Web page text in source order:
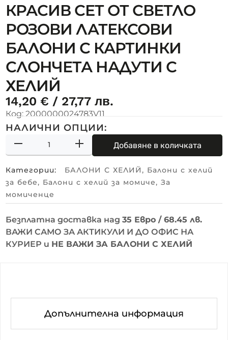
КРАСИВ СЕТ ОТ СВЕТЛО
РОЗОВИ ЛАТЕКСОВИ
БАЛОНИ С КАРТИНКИ
СЛОНЧЕТА НАДУТИ С
ХЕЛИЙ
14,20 € / 27,77 лв.
Код: 2000000024783V11
НАЛИЧНИ ОПЦИИ:
Добавяне в количката
Категории: БАЛОНИ С ХЕЛИЙ , Балони с хелий
за бебе, Балони с хелий за момиче,За
момиченце
Безплатна доставка над35 Евро / 68.45 лв.
ВАЖИ САМО ЗА АКТИКУЛИ И ДО ОФИС НА
КУРИЕР и НЕ ВАЖИ ЗА БАЛОНИ С ХЕЛИЙ
Допълнителна информация